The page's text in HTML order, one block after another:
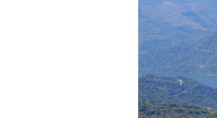
V Feria Europea del
2026 en Serrada